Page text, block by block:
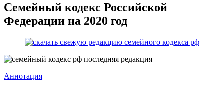
Семейный кодекс Российской
Федерации на 2020 год
Аннотация